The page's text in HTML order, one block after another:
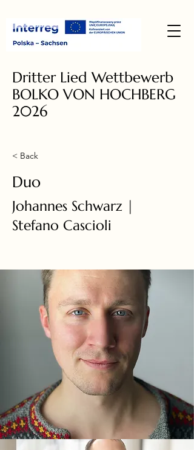
Dritter Lied Wettbewerb
BOLKO VON HOCHBERG
2026
< Back
Duo
Johannes Schwarz |
Stefano Cascioli